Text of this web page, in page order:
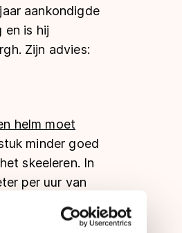
aankondigde
en is hij
Zijn advies:
helm moet
minder goed
skeeleren. In
per uur van
zou dat net